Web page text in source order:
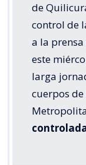
de
control de
a la prensa
este
larga
cuerpos